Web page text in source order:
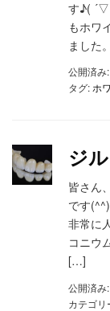
す♪( ´▽
もホワ
ました
公開済み
タグ: ホ
ジ
皆さん
です
非常に
コニウ
[…]
公開済み
カテゴリ